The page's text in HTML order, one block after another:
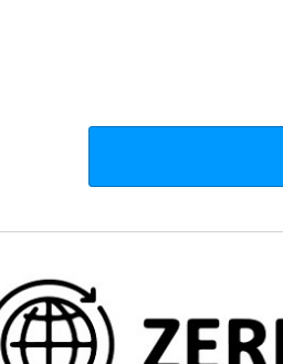
Las publicaciones a modo de artículos
Este sitio web se hace responsable
parte de crackers
Todos sus datos personales
información aquí almacenada sólo